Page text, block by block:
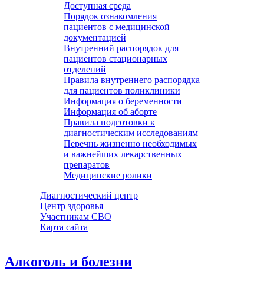
Доступная среда
Порядок ознакомления
пациентов с медицинской
документацией
Внутренний распорядок для
пациентов стационарных
отделений
Правила внутреннего распорядка
для пациентов поликлиники
Информация о беременности
Информация об аборте
Правила подготовки к
диагностическим исследованиям
Перечнь жизненно необходимых
и важнейших лекарственных
препаратов
Медицинские ролики
Диагностический центр
Центр здоровья
Участникам СВО
Карта сайта
Алкоголь и болезни